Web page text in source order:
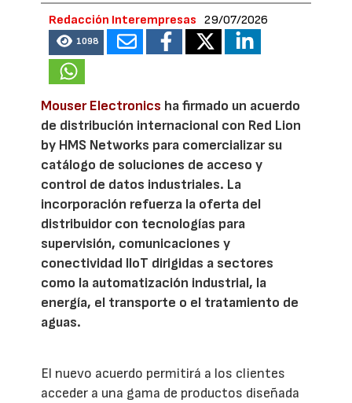
Redacción Interempresas 29/07/2026
1098
Mouser Electronics ha firmado un acuerdo
de distribución internacional con Red Lion
by HMS Networks para comercializar su
catálogo de soluciones de acceso y
control de datos industriales. La
incorporación refuerza la oferta del
distribuidor con tecnologías para
supervisión, comunicaciones y
conectividad IIoT dirigidas a sectores
como la automatización industrial, la
energía, el transporte o el tratamiento de
aguas.
El nuevo acuerdo permitirá a los clientes
acceder a una gama de productos diseñada